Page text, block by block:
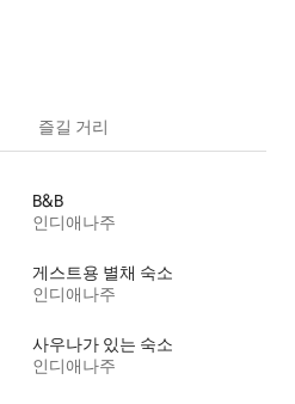
즐길 거리
B&B
인디애나주
게스트용 별채 숙소
인디애나주
사우나가 있는 숙소
인디애나주